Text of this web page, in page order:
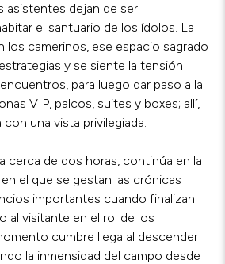
asistentes dejan de ser
el santuario de los ídolos. La
los camerinos, ese espacio sagrado
y se siente la tensión
para luego dar paso a la
VIP, palcos, suites y boxes; allí,
una vista privilegiada.
cerca de dos horas, continúa en la
el que se gestan las crónicas
importantes cuando finalizan
al visitante en el rol de los
cumbre llega al descender
la inmensidad del campo desde